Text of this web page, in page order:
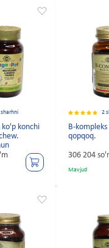
sharhni
ko'p konchi
2
B-
qopqoq.
306 204
Mavjud